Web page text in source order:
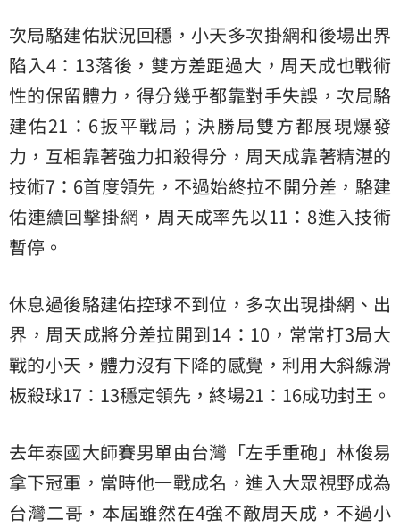
次局駱建佑狀況回穩，小天多次掛網和後場出界
陷入4：13落後，雙方差距過大，周天成也戰術
性的保留體力，得分幾乎都靠對手失誤，次局駱
建佑21：6扳平戰局；決勝局雙方都展現爆發
力，互相靠著強力扣殺得分，周天成靠著精湛的
技術7：6首度領先，不過始終拉不開分差，駱建
佑連續回擊掛網，周天成率先以11：8進入技術
暫停。
休息過後駱建佑控球不到位，多次出現掛網、出
界，周天成將分差拉開到14：10，常常打3局大
戰的小天，體力沒有下降的感覺，利用大斜線滑
板殺球17：13穩定領先，終場21：16成功封王。
去年泰國大師賽男單由台灣「左手重砲」林俊易
拿下冠軍，當時他一戰成名，進入大眾視野成為
台灣二哥，本屆雖然在4強不敵周天成，不過小